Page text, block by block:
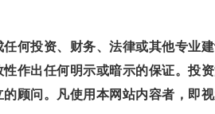
何投资、财务、法律或其他专业
作出任何明示或暗示的保证。投
顾问。凡使用本网站内容者，即